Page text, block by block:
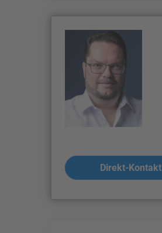
Direkt-Kontakt